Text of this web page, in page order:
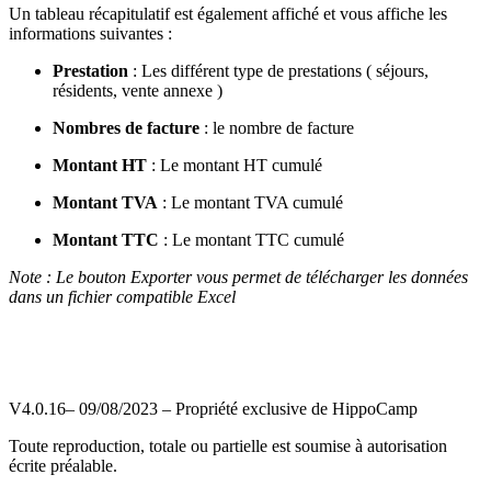
Un tableau récapitulatif est également affiché et vous affiche les
informations suivantes :
Prestation : Les différent type de prestations ( séjours,
résidents, vente annexe )
Nombres de facture : le nombre de facture
Montant HT : Le montant HT cumulé
Montant TVA : Le montant TVA cumulé
Montant TTC : Le montant TTC cumulé
Note : Le bouton Exporter vous permet de télécharger les données
dans un fichier compatible Excel
V4.0.16– 09/08/2023 – Propriété exclusive de HippoCamp
Toute reproduction, totale ou partielle est soumise à autorisation
écrite préalable.